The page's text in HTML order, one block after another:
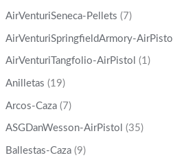
AirVenturiSeneca-Pellets (7)
AirVenturiSpringfieldArmory-AirPistol
AirVenturiTangfolio-AirPistol (1)
Anilletas (19)
Arcos-Caza (7)
ASGDanWesson-AirPistol (35)
Ballestas-Caza (9)